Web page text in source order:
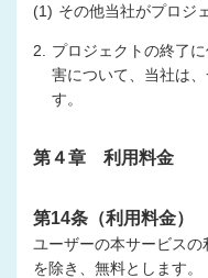
(1) その他当社がプロジ
2.
プロジェクトの終了
害について、当社は
す。
第４章 利用料金
第14条（利用料金）
ユーザーの本サービス
を除き、無料とします。